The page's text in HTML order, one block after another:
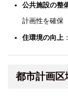
公共施設の整
計画性を確保
住環境の向上
都市計画区